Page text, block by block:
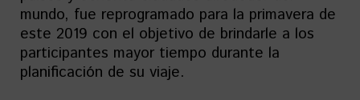
mundo, fue reprogramado para la primavera de
este 2019 con el objetivo de brindarle a los
participantes mayor tiempo durante la
planificación de su viaje.